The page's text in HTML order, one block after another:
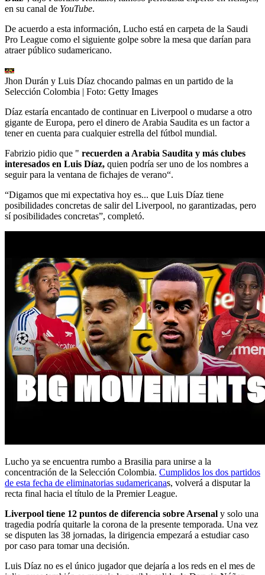
en su canal de YouTube.
De acuerdo a esta información, Lucho está en carpeta de la Saudi
Pro League como el siguiente golpe sobre la mesa que darían para
atraer público sudamericano.
Jhon Durán y Luis Díaz chocando palmas en un partido de la
Selección Colombia | Foto: Getty Images
Díaz estaría encantado de continuar en Liverpool o mudarse a otro
gigante de Europa, pero el dinero de Arabia Saudita es un factor a
tener en cuenta para cualquier estrella del fútbol mundial.
Fabrizio pidio que " recuerden a Arabia Saudita y más clubes
interesados ​​en Luis Díaz, quien podría ser uno de los nombres a
seguir para la ventana de fichajes de verano“.
“Digamos que mi expectativa hoy es... que Luis Díaz tiene
posibilidades concretas de salir del Liverpool, no garantizadas, pero
sí posibilidades concretas”, completó.
Lucho ya se encuentra rumbo a Brasilia para unirse a la
concentración de la Selección Colombia. Cumplidos los dos partidos
de esta fecha de eliminatorias sudamericanas, volverá a disputar la
recta final hacia el título de la Premier League.
Liverpool tiene 12 puntos de diferencia sobre Arsenal y solo una
tragedia podría quitarle la corona de la presente temporada. Una vez
se disputen las 38 jornadas, la dirigencia empezará a estudiar caso
por caso para tomar una decisión.
Luis Díaz no es el único jugador que dejaría a los reds en el mes de